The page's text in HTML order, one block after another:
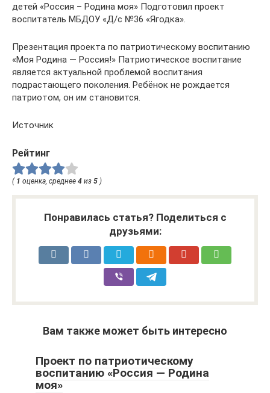
детей «Россия – Родина моя» Подготовил проект
воспитатель МБДОУ «Д/с №36 «Ягодка».
Презентация проекта по патриотическому воспитанию
«Моя Родина — Россия!» Патриотическое воспитание
является актуальной проблемой воспитания
подрастающего поколения. Ребёнок не рождается
патриотом, он им становится.
Источник
Рейтинг
( 1 оценка, среднее 4 из 5 )
Понравилась статья? Поделиться с
друзьями:
Вам также может быть интересно
Проект по патриотическому
воспитанию «Россия — Родина
моя»